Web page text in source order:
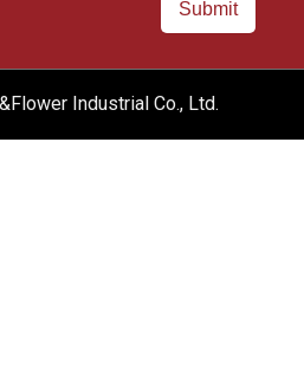
Submit
Industrial Co., Ltd.